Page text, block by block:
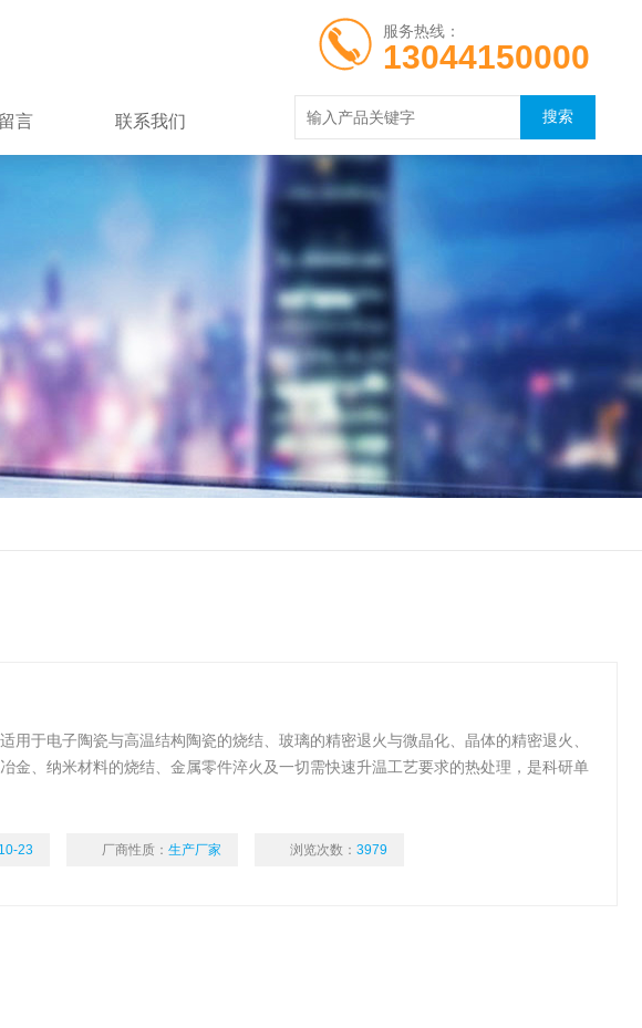
服务热线：
13044150000
言 联系我们
用于电子陶瓷与高温结构陶瓷的烧结、玻璃的精密退火与微晶化、晶体的精密退火、
金、纳米材料的烧结、金属零件淬火及一切需快速升温工艺要求的热处理，是科研单
23 厂商性质： 生产厂家 浏览次数： 3979